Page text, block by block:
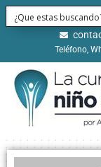
Teléfono,